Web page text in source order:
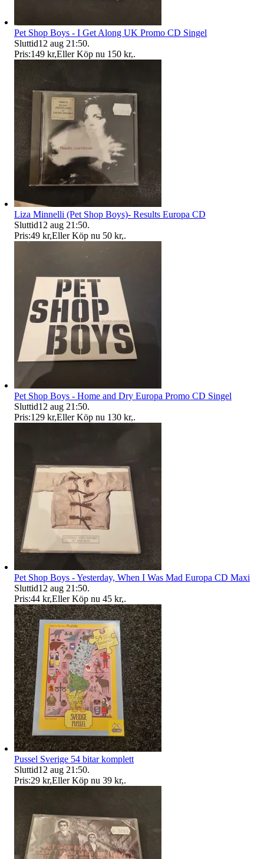
Pet Shop Boys - I Get Along UK Promo CD Singel
Sluttid12 aug 21:50.
Pris:149 kr,Eller Köp nu 150 kr,.
Liza Minnelli (Pet Shop Boys)- Results Europa CD
Sluttid12 aug 21:50.
Pris:49 kr,Eller Köp nu 50 kr,.
Pet Shop Boys - Home and Dry Europa Promo CD Singel
Sluttid12 aug 21:50.
Pris:129 kr,Eller Köp nu 130 kr,.
Pet Shop Boys - Yesterday, When I Was Mad Europa CD Maxi
Sluttid12 aug 21:50.
Pris:44 kr,Eller Köp nu 45 kr,.
Pussel Sverige 54 bitar komplett
Sluttid12 aug 21:50.
Pris:29 kr,Eller Köp nu 39 kr,.